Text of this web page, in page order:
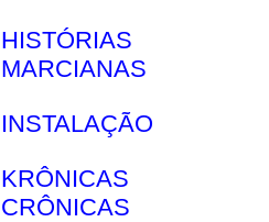
HISTÓRIAS
MARCIANAS
INSTALAÇÃO
KRÔNICAS
CRÔNICAS